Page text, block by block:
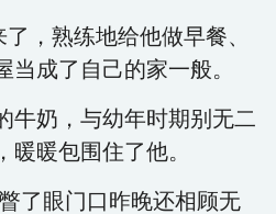
，熟练地给他做早餐、
成了自己的家一般。
牛奶，与幼年时期别无二
暖包围住了他。
了眼门口昨晚还相顾无